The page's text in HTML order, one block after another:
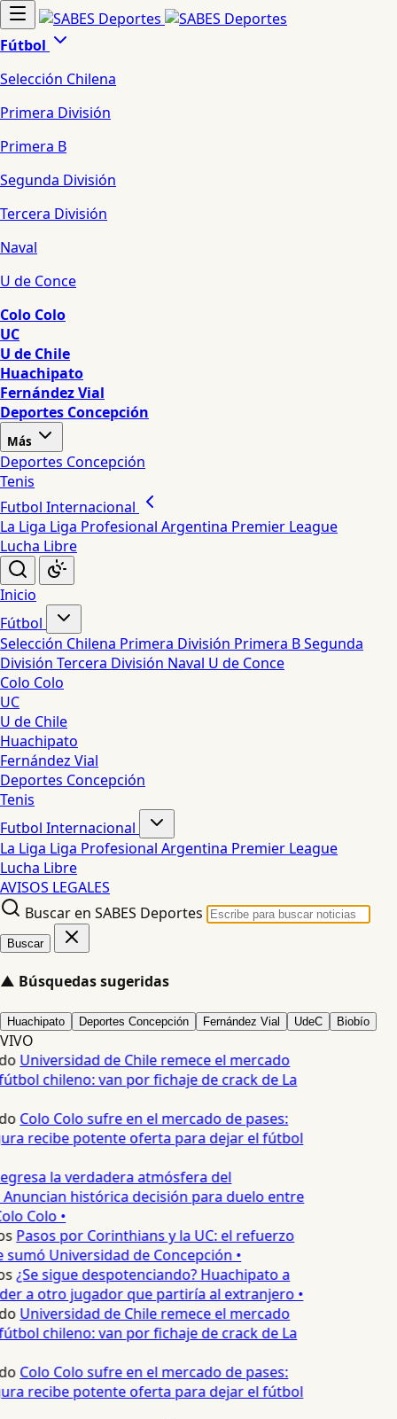
Fútbol
Selección Chilena
Primera División
Primera B
Segunda División
Tercera División
Naval
U de Conce
Colo Colo
UC
U de Chile
Huachipato
Fernández Vial
Deportes Concepción
Más
Deportes Concepción
Tenis
Futbol Internacional
La Liga Liga Profesional Argentina Premier League
Lucha Libre
Inicio
Fútbol
Selección Chilena Primera División Primera BSegunda
División Tercera División Naval U de Conce
Colo Colo
UC
U de Chile
Huachipato
Fernández Vial
Deportes Concepción
Tenis
Futbol Internacional
La Liga Liga Profesional Argentina Premier League
Lucha Libre
AVISOS LEGALES
Buscar en SABES Deportes
Buscar
▲ Búsquedas sugeridas
Huachipato Deportes Concepción Fernández Vial UdeC Biobío
VIVO
Universidad de Chile remece el mercado
chileno: van por fichaje de crack de La
Colo Colo sufre en el mercado de pases:
recibe potente oferta para dejar el fútbol
la verdadera atmósfera del
histórica decisión para duelo entre
Colo •
Pasos por Corinthians y la UC: el refuerzo
Universidad de Concepción •
¿Se sigue despotenciando? Huachipato a
a otro jugador que partiría al extranjero •
Universidad de Chile remece el mercado
chileno: van por fichaje de crack de La
Colo Colo sufre en el mercado de pases:
recibe potente oferta para dejar el fútbol